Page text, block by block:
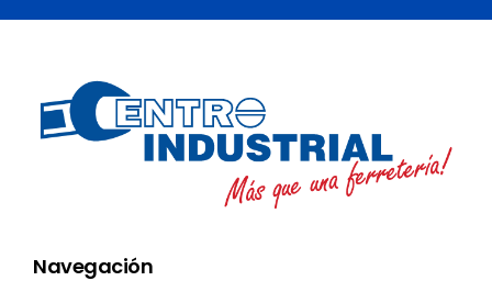
Navegación